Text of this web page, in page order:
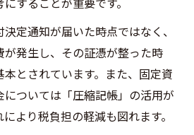
定通知が届いた時点ではなく、
発生し、その証憑が整った時
とされています。また、固定資
ついては「圧縮記帳」の活用が
より税負担の軽減も図れます。